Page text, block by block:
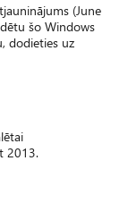
(June
šo Windows
dodieties uz
2013.